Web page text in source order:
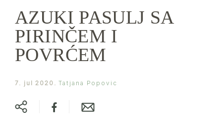
AZUKI PASULJ SA
PIRINČEM I
POVRĆEM
7. jul 2020. Tatjana Popovic